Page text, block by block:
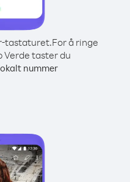
tastaturet.For å ringe
Verde taster du
nummer